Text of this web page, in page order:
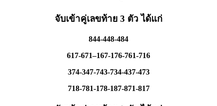
จับเข้าคู่เลขท้าย 3 ตัว ได้แก่
844-448-484
617-671–167-176-761-716
374-347-743-734-437-473
718-781-178-187-871-817